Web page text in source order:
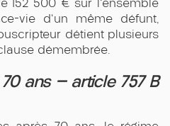
152 500 € sur l'ensemble
vie d'un même défunt,
détient plusieurs
démembrée.
ans — article 757 B